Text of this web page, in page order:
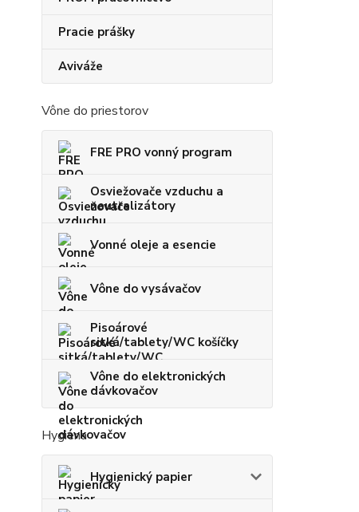
Pracie prášky
Aviváže
Vône do priestorov
FRE PRO vonný program
Osviežovače vzduchu a
neutralizátory
Vonné oleje a esencie
Vône do vysávačov
Pisoárové
sitká/tablety/WC košíčky
Vône do elektronických
dávkovačov
Hygiena
Hygienický papier